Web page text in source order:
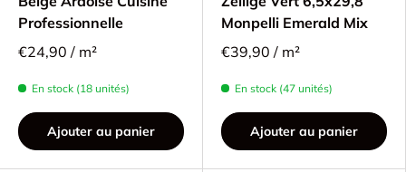
Professionnelle
€24,90 / m²
En stock (18 unités)
Ajouter au panier
Monpelli Emerald Mix
€39,90 / m²
En stock (47 unités)
Ajouter au panier